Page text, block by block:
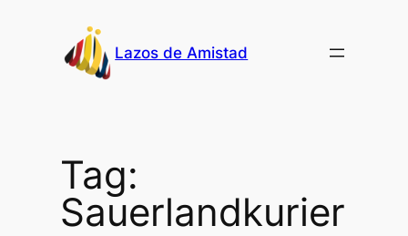
Lazos de Amistad
Tag:
Sauerlandkurier